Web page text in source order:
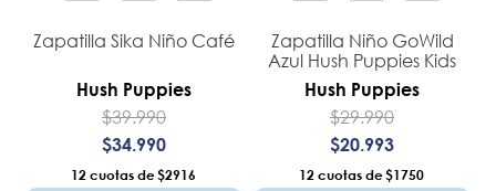
Zapatilla Sika Niño Café
Hush Puppies
$39.990
$34.990
12 $2916
Zapatilla Niño GoWild
Azul Hush Puppies Kids
Hush Puppies
$29.990
$20.993
12 $1750